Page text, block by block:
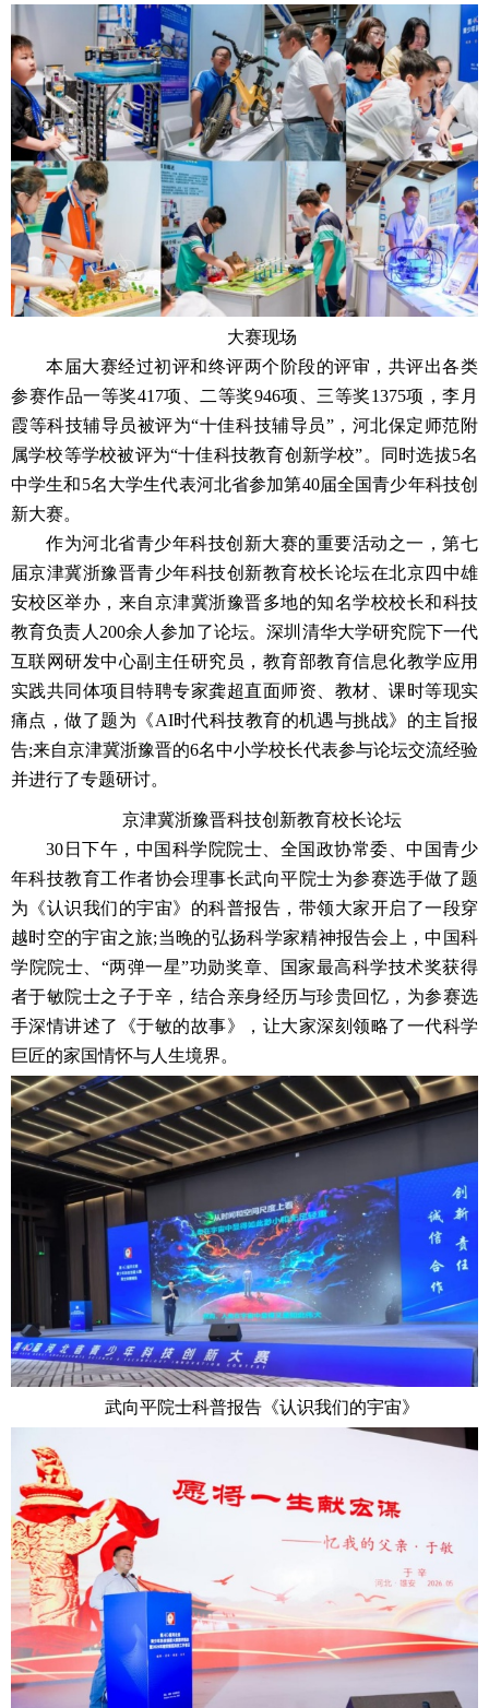
大赛现场
本届大赛经过初评和终评两个阶段的评审，共评出各类
参赛作品一等奖417项、二等奖946项、三等奖1375项，李月
霞等科技辅导员被评为“十佳科技辅导员”，河北保定师范附
属学校等学校被评为“十佳科技教育创新学校”。同时选拔5名
中学生和5名大学生代表河北省参加第40届全国青少年科技创
新大赛。
作为河北省青少年科技创新大赛的重要活动之一，第七
届京津冀浙豫晋青少年科技创新教育校长论坛在北京四中雄
安校区举办，来自京津冀浙豫晋多地的知名学校校长和科技
教育负责人200余人参加了论坛。深圳清华大学研究院下一代
互联网研发中心副主任研究员，教育部教育信息化教学应用
实践共同体项目特聘专家龚超直面师资、教材、课时等现实
痛点，做了题为《AI时代科技教育的机遇与挑战》的主旨报
告;来自京津冀浙豫晋的6名中小学校长代表参与论坛交流经验
并进行了专题研讨。
京津冀浙豫晋科技创新教育校长论坛
30日下午，中国科学院院士、全国政协常委、中国青少
年科技教育工作者协会理事长武向平院士为参赛选手做了题
为《认识我们的宇宙》的科普报告，带领大家开启了一段穿
越时空的宇宙之旅;当晚的弘扬科学家精神报告会上，中国科
学院院士、“两弹一星”功勋奖章、国家最高科学技术奖获得
者于敏院士之子于辛，结合亲身经历与珍贵回忆，为参赛选
手深情讲述了《于敏的故事》，让大家深刻领略了一代科学
巨匠的家国情怀与人生境界。
武向平院士科普报告《认识我们的宇宙》